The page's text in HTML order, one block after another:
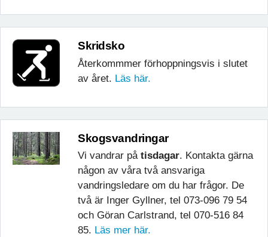
Skridsko
Återkommmer förhoppningsvis i slutet
av året. Läs här.
Skogsvandringar
Vi vandrar på tisdagar. Kontakta gärna
någon av våra två ansvariga
vandringsledare om du har frågor. De
två är Inger Gyllner, tel 073-096 79 54
och Göran Carlstrand, tel 070-516 84
85. Läs mer här.